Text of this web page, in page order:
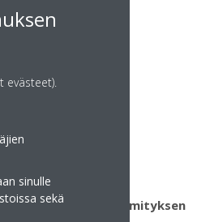
jäähdytyksen ja lämmityksen
sinulle
sekä